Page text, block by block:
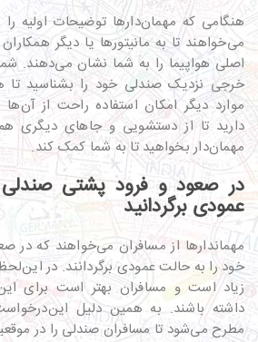
هنگامی که مهمان‌دارها توضیحات اولیه
می‌خواهند تا به مانیتورها یا دیگر
اصلی هواپیما را به شما نشان می‌دهند.
خرجی نزدیک صندلی خود را بشناسید تا
موارد دیگر امکان استفاده راحت از آن‌ها
دارید تا از دستشویی و جاهای دیگری هم
مهمان‌دار بخواهید تا به شما کمک کند.
در صعود و فرود پشتی
عمودی برگردانید
مهماندارها از مسافران می‌خواهند که در
خود را به حالت عمودی برگردانند. در
زیاد است و مسافران بهتر است برای
داشته باشند. به همین دلیل
مطرح می‌شود تا مسافران صندلی را در